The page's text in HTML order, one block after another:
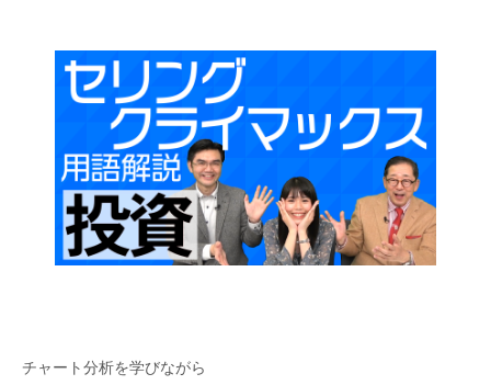
チャート分析を学びながら